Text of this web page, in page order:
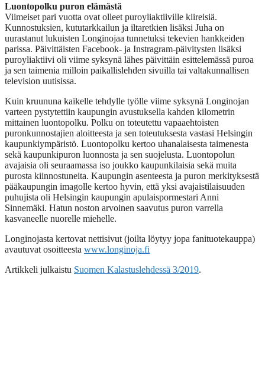
Luontopolku puron elämästä
Viimeiset pari vuotta ovat olleet puroyliaktiiville kiireisiä.
Kunnostuksien, kututarkkailun ja iltaretkien lisäksi Juha on
uurastanut lukuisten Longinojaa tunnetuksi tekevien hankkeiden
parissa. Päivittäisten Facebook- ja Instragram-päivitysten lisäksi
puroyliaktiivi oli viime syksynä lähes päivittäin esittelemässä puroa
ja sen taimenia milloin paikallislehden sivuilla tai valtakunnallisen
television uutisissa.
Kuin kruununa kaikelle tehdylle työlle viime syksynä Longinojan
varteen pystytettiin kaupungin avustuksella kahden kilometrin
mittainen luontopolku. Polku on toteutettu vapaaehtoisten
puronkunnostajien aloitteesta ja sen toteutuksesta vastasi Helsingin
kaupunkiympäristö. Luontopolku kertoo uhanalaisesta taimenesta
sekä kaupunkipuron luonnosta ja sen suojelusta. Luontopolun
avajaisia oli seuraamassa iso joukko kaupunkilaisia sekä muita
purosta kiinnostuneita. Kaupungin asenteesta ja puron merkityksestä
pääkaupungin imagolle kertoo hyvin, että yksi avajaistilaisuuden
puhujista oli Helsingin kaupungin apulaispormestari Anni
Sinnemäki. Hatun noston arvoinen saavutus puron varrella
kasvaneelle nuorelle miehelle.
Longinojasta kertovat nettisivut (joilta löytyy jopa fanituotekauppa)
avautuvat osoitteesta www.longinoja.fi
Artikkeli julkaistu Suomen Kalastuslehdessä 3/2019.